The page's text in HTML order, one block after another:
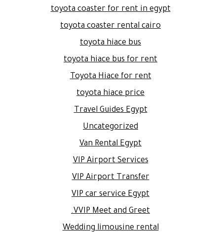
toyota coaster for rent in egypt
toyota coaster rental cairo
toyota hiace bus
toyota hiace bus for rent
Toyota Hiace for rent
toyota hiace price
Travel Guides Egypt
Uncategorized
Van Rental Egypt
VIP Airport Services
VIP Airport Transfer
VIP car service Egypt
VVIP Meet and Greet.
Wedding limousine rental